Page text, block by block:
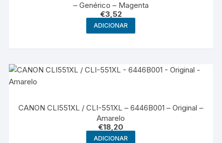
– Genérico – Magenta
€3,52
ADICIONAR
CANON CLI551XL / CLI-551XL – 6446B001 – Original –
Amarelo
€18,20
ADICIONAR